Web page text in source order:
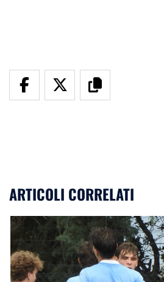
ARTICOLI CORRELATI